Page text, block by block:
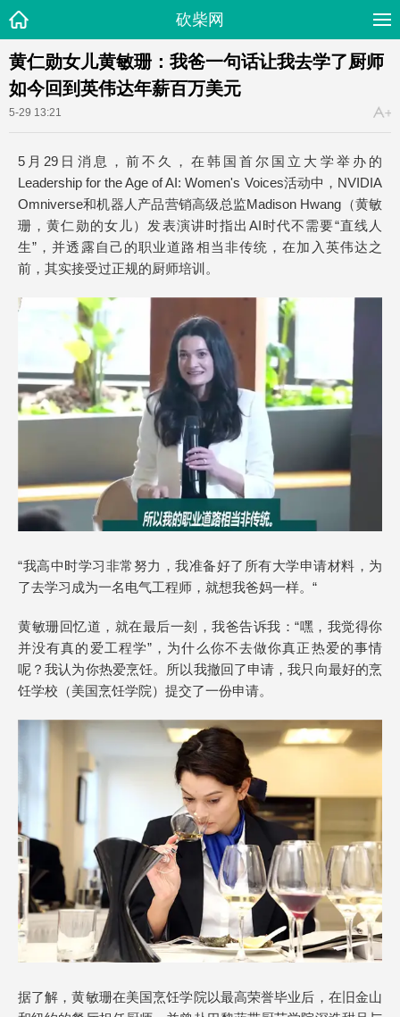
砍柴网
黄仁勋女儿黄敏珊：我爸一句话让我去学了厨师
如今回到英伟达年薪百万美元
5-29 13:21
5月29日消息，前不久，在韩国首尔国立大学举办的
Leadership for the Age of AI: Women's Voices活动中，NVIDIA
Omniverse和机器人产品营销高级总监Madison Hwang（黄敏
珊，黄仁勋的女儿）发表演讲时指出AI时代不需要“直线人
生”，并透露自己的职业道路相当非传统，在加入英伟达之
前，其实接受过正规的厨师培训。
“我高中时学习非常努力，我准备好了所有大学申请材料，为
了去学习成为一名电气工程师，就想我爸妈一样。“
黄敏珊回忆道，就在最后一刻，我爸告诉我：“嘿，我觉得你
并没有真的爱工程学”，为什么你不去做你真正热爱的事情
呢？我认为你热爱烹饪。所以我撤回了申请，我只向最好的烹
饪学校（美国烹饪学院）提交了一份申请。
据了解，黄敏珊在美国烹饪学院以最高荣誉毕业后，在旧金山